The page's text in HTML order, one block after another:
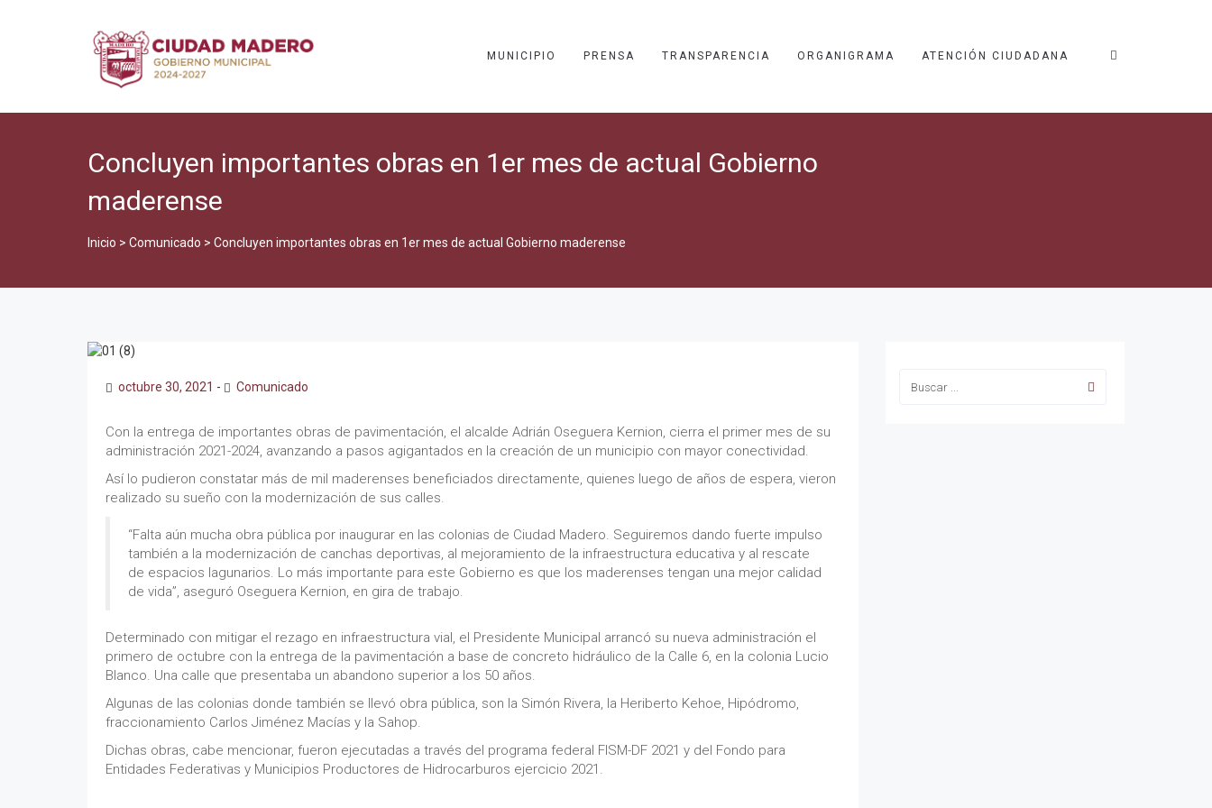
MUNICIPIO PRENSA TRANSPARENCIA ORGANIGRAMA ATENCIÓN CIUDADANA
Concluyen importantes obras en 1er mes de actual Gobierno
maderense
Inicio > Comunicado > Concluyen importantes obras en 1er mes de actual Gobierno maderense
octubre 30, 2021 - Comunicado
Con la entrega de importantes obras de pavimentación, el alcalde Adrián Oseguera Kernion, cierra el primer mes de su
administración 2021-2024, avanzando a pasos agigantados en la creación de un municipio con mayor conectividad.
Así lo pudieron constatar más de mil maderenses beneficiados directamente, quienes luego de años de espera, vieron
realizado su sueño con la modernización de sus calles.
“Falta aún mucha obra pública por inaugurar en las colonias de Ciudad Madero. Seguiremos dando fuerte impulso
también a la modernización de canchas deportivas, al mejoramiento de la infraestructura educativa y al rescate
de espacios lagunarios. Lo más importante para este Gobierno es que los maderenses tengan una mejor calidad
de vida”, aseguró Oseguera Kernion, en gira de trabajo.
Determinado con mitigar el rezago en infraestructura vial, el Presidente Municipal arrancó su nueva administración el
primero de octubre con la entrega de la pavimentación a base de concreto hidráulico de la Calle 6, en la colonia Lucio
Blanco. Una calle que presentaba un abandono superior a los 50 años.
Algunas de las colonias donde también se llevó obra pública, son la Simón Rivera, la Heriberto Kehoe, Hipódromo,
fraccionamiento Carlos Jiménez Macías y la Sahop.
Dichas obras, cabe mencionar, fueron ejecutadas a través del programa federal FISM-DF 2021 y del Fondo para
Entidades Federativas y Municipios Productores de Hidrocarburos ejercicio 2021.